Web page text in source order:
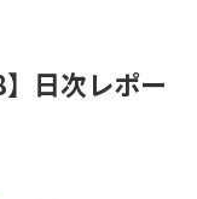
日次レポー